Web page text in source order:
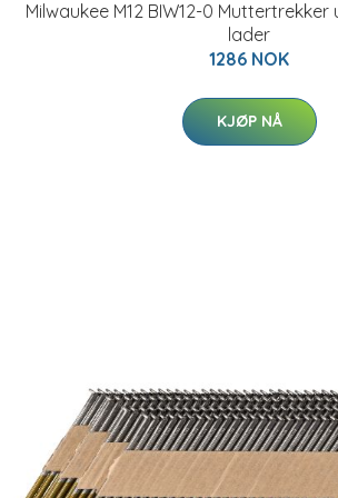
Milwaukee M12 BIW12-0
lader
1286 NOK
KJØP NÅ